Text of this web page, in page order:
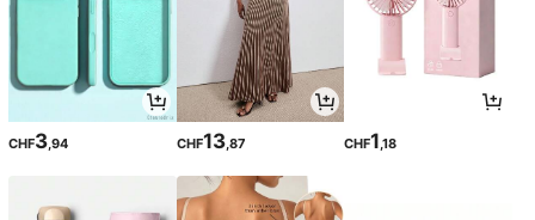
CHF3,94 CHF13,87 CHF1,18